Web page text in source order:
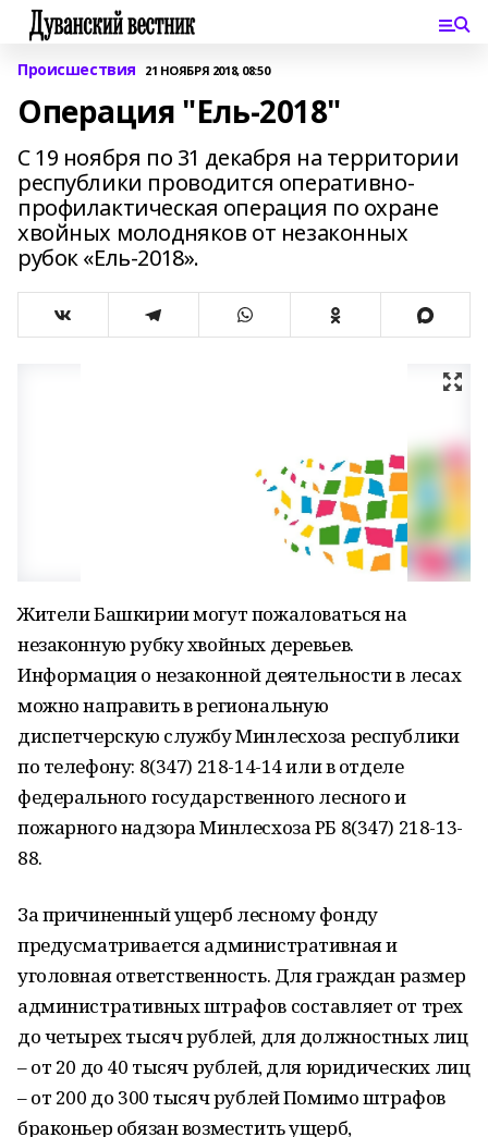
Происшествия 21 НОЯБРЯ 2018, 08:50
Операция "Ель-2018"
С 19 ноября по 31 декабря на территории
республики проводится оперативно-
профилактическая операция по охране
хвойных молодняков от незаконных
рубок «Ель-2018».
Жители Башкирии могут пожаловаться на
незаконную рубку хвойных деревьев.
Информация о незаконной деятельности в лесах
можно направить в региональную
диспетчерскую службу Минлесхоза республики
по телефону: 8(347) 218-14-14 или в отделе
федерального государственного лесного и
пожарного надзора Минлесхоза РБ 8(347) 218-13-
88.
За причиненный ущерб лесному фонду
предусматривается административная и
уголовная ответственность. Для граждан размер
административных штрафов составляет от трех
до четырех тысяч рублей, для должностных лиц
– от 20 до 40 тысяч рублей, для юридических лиц
– от 200 до 300 тысяч рублей Помимо штрафов
браконьер обязан возместить ущерб,